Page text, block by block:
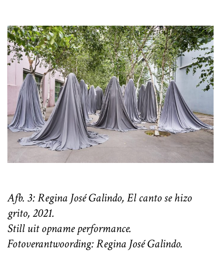
Afb. 3: Regina José Galindo, El canto se hizo
grito, 2021.
Still uit opname performance.
Fotoverantwoording: Regina José Galindo.